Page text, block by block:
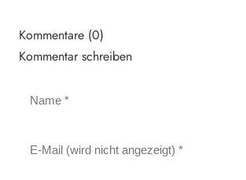
Kommentare (0)
Kommentar schreiben